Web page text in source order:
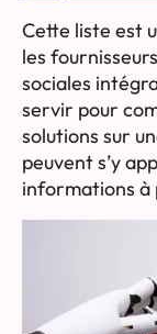
Cette liste est
les
sociales
servir pour
solutions sur
peuvent s’y
informations à